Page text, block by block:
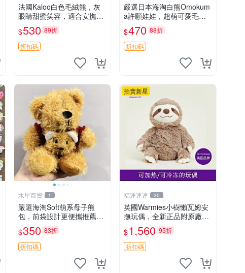
法國Kaloo白色毛絨熊，灰
眼睛甜蜜笑容，適合安撫逗
趣可愛，柔軟面料手感佳。
14 白色安撫熊 毛絨玩具 寶
寶逗樂具
$530 89折
折扣碼
嚴選日本海淘白熊Omokum
a許願娃娃，超萌可愛毛絨
公仔推薦收藏 白熊 Omoku
ma 毛絨玩具 偽裝娃娃 玩具
擺飾
$470 88折
折扣碼
水星百貨 1
嚴選海淘Soft萌系母子熊
包，前袋設計更便攜推薦收
藏 母子熊 軟綿綿 包包
$350 83折
折扣碼
拍賣新星
福運連連 30
英國Warmies小樹懶瓦姆安
撫玩偶，全新正品附原廠吊
牌與防塵袋，內藏薰衣草可
加熱，適合各個年齡層，冷
暖兩用享受抱抱樂趣，不容
錯過嚴選好物 溫暖 冷感
$1,560 95折
折扣碼